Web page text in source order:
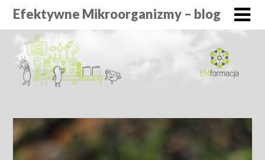
Efektywne Mikroorganizmy – blog